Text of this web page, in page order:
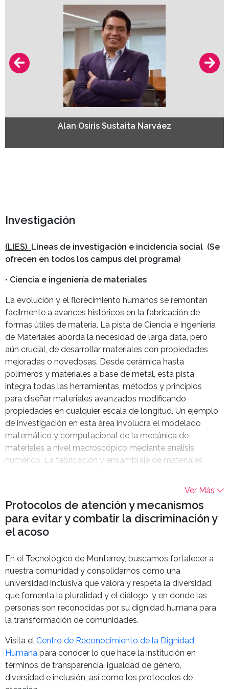
Alan Osiris Sustaita Narváez
Investigación
(LIES) Líneas de investigación e incidencia social (Se
ofrecen en todos los campus del programa)
• Ciencia e ingeniería de materiales
La evolución y el florecimiento humanos se remontan
fácilmente a avances históricos en la fabricación de
formas útiles de materia. La pista de Ciencia e Ingeniería
de Materiales aborda la necesidad de larga data, pero
aún crucial, de desarrollar materiales con propiedades
mejoradas o novedosas. Desde cerámica hasta
polímeros y materiales a base de metal, esta pista
integra todas las herramientas, métodos y principios
para diseñar materiales avanzados modificando
propiedades en cualquier escala de longitud. Un ejemplo
de investigación en esta área involucra el modelado
matemático y computacional de la mecánica de
materiales a nivel macroscópico mediante análisis
numérico. La fabricación y ensamblaje de materiales
cambio de fase, almacenamiento de energía térmica,
polímeros biodegradables, catálisis química, entre
muchos otros. Los estudiantes trabajan en proyectos
prototípicos y su caracterización y pruebas de
rendimiento para aplicaciones específicas. Los
estudiantes en esta pista se convierten en expertos en el
enfoque de ingeniería multi-escala al aprender cómo
modificar características en escalas microscópicas o de
mayor longitud para ajustar las propiedades
técnicas de importancia industrial, incluido el análisis
mecánico dinámico, la reología, la espectroscopia
molecular y las pruebas optoelectrónicas. Al final,
Ciencia e Ingeniería de Materiales conecta el programa
Ver Más
Protocolos de atención y mecanismos
para evitar y combatir la discriminación y
el acoso
En el Tecnológico de Monterrey, buscamos fortalecer a
nuestra comunidad y consolidarnos como una
universidad inclusiva que valora y respeta la diversidad,
que fomenta la pluralidad y el diálogo, y en donde las
personas son reconocidas por su dignidad humana para
la transformación de comunidades.
Visita el Centro de Reconocimiento de la Dignidad
Humana para conocer lo que hace la institución en
términos de transparencia, igualdad de género,
diversidad e inclusión, así como los protocolos de